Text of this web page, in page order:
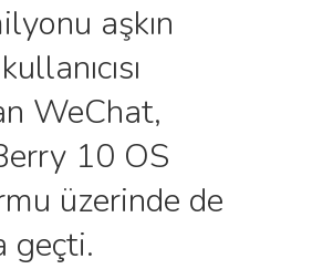
aşkın
WeChat,
10 OS
üzerinde de
geçti.